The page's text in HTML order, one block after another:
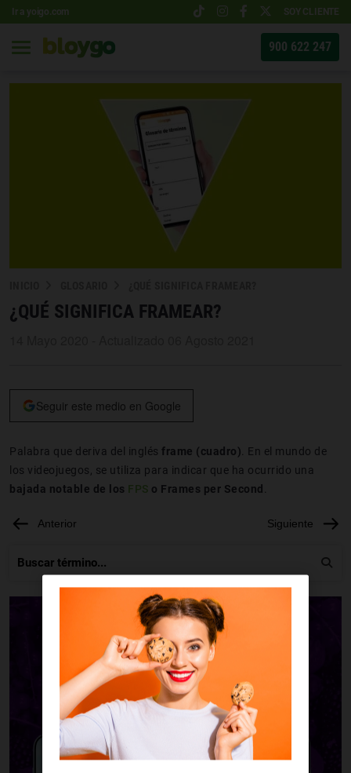
Ir a yoigo.com SOY CLIENTE
900 622 247
¿QUÉ SIGNIFICA FRAMEAR?
Seguir este medio en Google
Palabra que deriva del inglés frame (cuadro) . En el mundo de
los videojuegos, se utiliza para indicar que ha ocurrido una
bajada notable de los FPS o Frames per Second
Anterior Siguiente